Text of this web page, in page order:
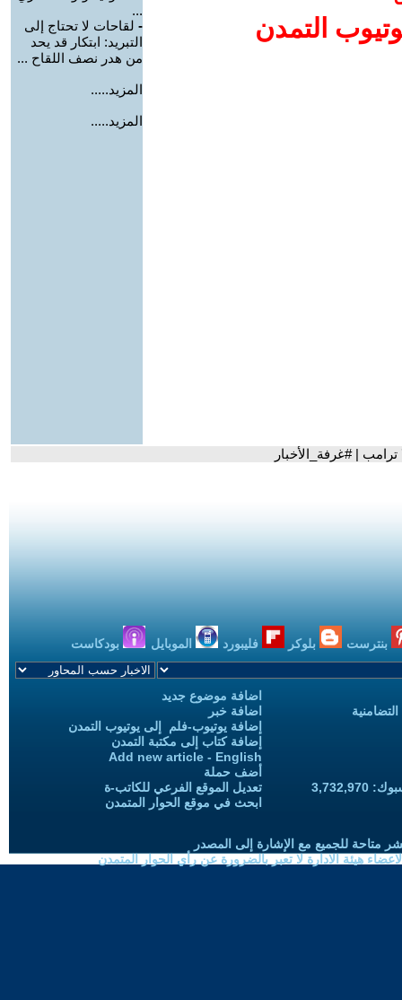
التمدن
...
- لقاحات لا تحتاج إلى
التبريد: ابتكار قد يحد
من هدر نصف اللقاح ...
المزيد.....
المزيد.....
| #غرفة_الأخبار
بنترست بلوكر فليبورد الموبايل بودكاست
اضافة موضوع جديد
اضافة خبر
إضافة يوتيوب-فلم إلى يوتيوب التمدن
إضافة كتاب إلى مكتبة التمدن
Add new article - English
أضف حملة
تعديل الموقع الفرعي للكاتب-ة
ابحث في موقع الحوار المتمدن
متاحة للجميع مع الإشارة إلى المصدر
هيئة الادارة لا تعبر بالضرورة عن رأي الحوار المتمدن